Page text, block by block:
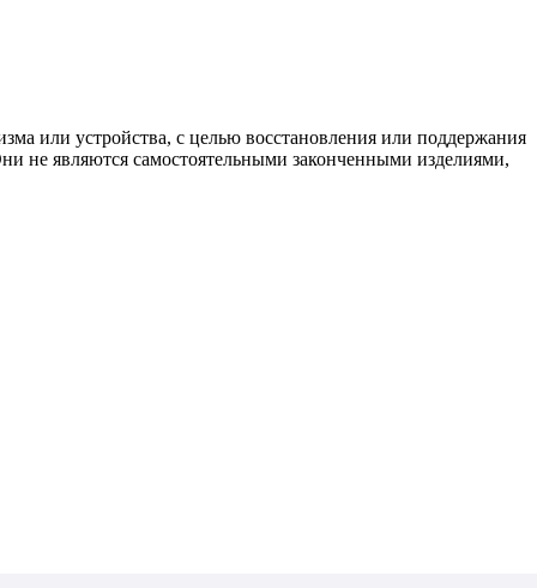
или устройства, с целью восстановления или поддержания
не являются самостоятельными законченными изделиями,